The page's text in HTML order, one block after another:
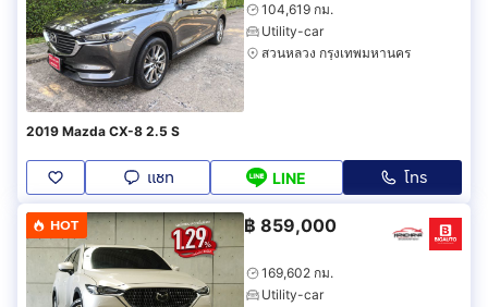
104,619 กม.
Utility-car
สวนหลวง กรุงเทพมหานคร
2019 Mazda CX-8 2.5 S
แชท LINE โทร
HOT ฿ 859,000
169,602 กม.
Utility-car